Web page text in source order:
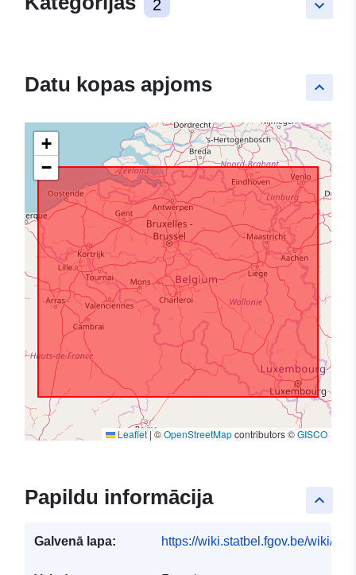
keyboard_arrow_down
2
keyboard_arrow_up
Datu kopas apjoms
+
−
Leaflet|©OpenStreetMapcontributors ©GISCO
keyboard_arrow_up
Papildu informācija
Galvenā lapa: https://wiki.statbel.fgov.be/wiki/